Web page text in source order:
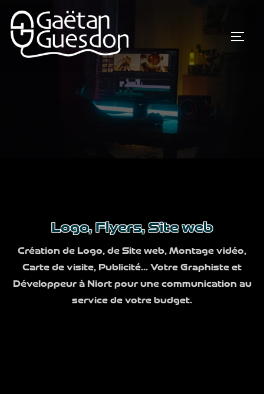
Aller
contenu
Logo, Flyers, Site web
Création de Logo, de Site web, Montage vidéo,
Carte de visite, Publicité... Votre Graphiste et
Développeur à Niort pour une communication au
service de votre budget.